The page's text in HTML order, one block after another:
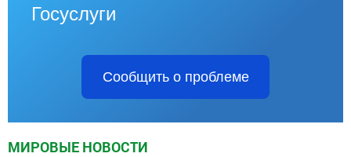
Госуслуги
Сообщить о проблеме
МИРОВЫЕ НОВОСТИ